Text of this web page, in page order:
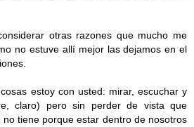
otras razones que mucho me
no estuve allí mejor las dejamos en el
estoy con usted: mirar, escuchar y
claro) pero sin perder de vista que
tiene porque estar dentro de nosotros